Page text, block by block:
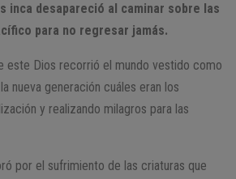
inca desapareció al caminar sobre las
para no regresar jamás.
este Dios recorrió el mundo vestido como
nueva generación cuáles eran los
y realizando milagros para las
por el sufrimiento de las criaturas que